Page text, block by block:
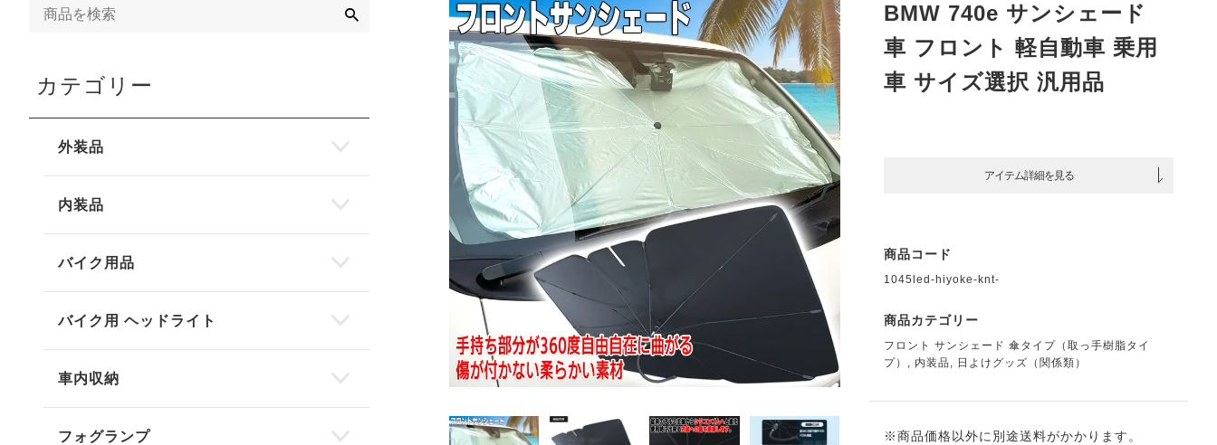
BMW 740e サンシェード
車 フロント 軽自動車 乗用
車 サイズ選択 汎用品
アイテム詳細を見る
商品コード
1045led-hiyoke-knt-
商品カテゴリー
フロント サンシェード 傘タイプ（取っ手樹脂タイ
プ） , 内装品 , 日よけグッズ（関係類）
※商品価格以外に別途送料がかかります。
カテゴリー
外装品
内装品
バイク用品
バイク用 ヘッドライト
車内収納
フォグランプ